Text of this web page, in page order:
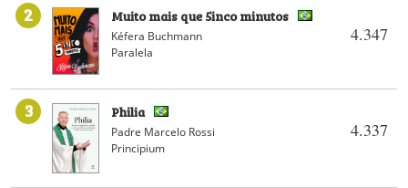
2
4.347
Muito mais que 5inco minutos
Kéfera Buchmann
Paralela
3
4.337
Philia
Padre Marcelo Rossi
Principium